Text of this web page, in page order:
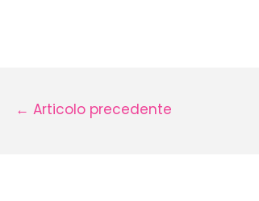
Navigazione
← Articolo precedente